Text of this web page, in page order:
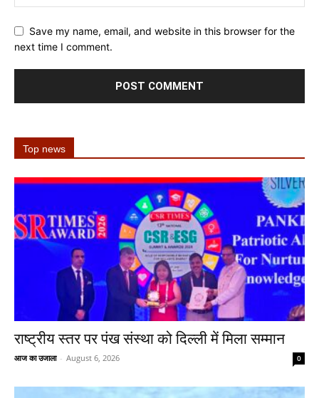
Save my name, email, and website in this browser for the
next time I comment.
Top news
राष्ट्रीय स्तर पर पंख संस्था को दिल्ली में मिला सम्मान
आज का उजाला - August 6, 2026 0